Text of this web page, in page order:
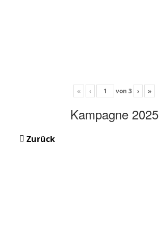
« ‹ von 3 › »
Kampagne 2025
Zurück